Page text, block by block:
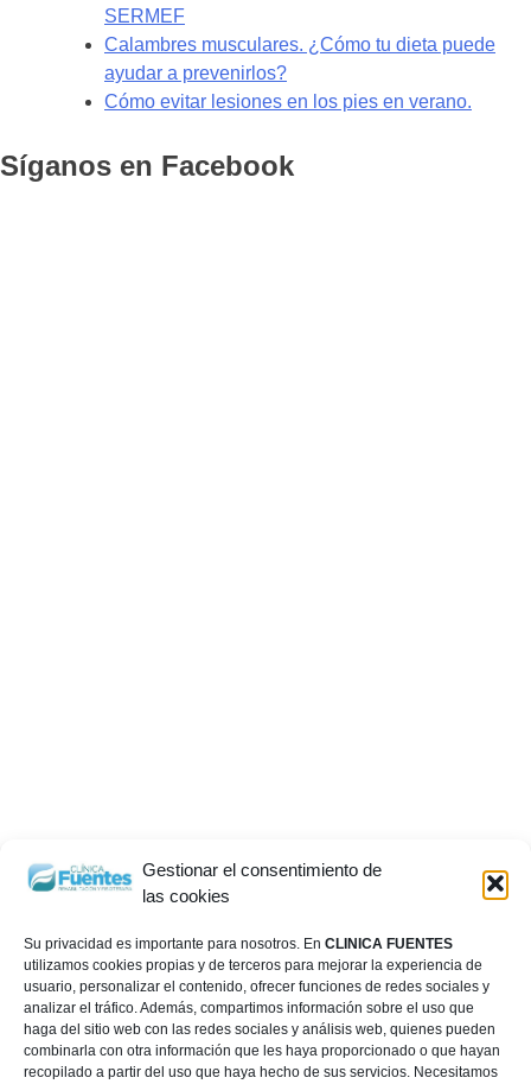
Gestionar el consentimiento de
las cookies
Su privacidad es importante para nosotros. En CLINICA FUENTES
utilizamos cookies propias y de terceros para mejorar la experiencia de
usuario, personalizar el contenido, ofrecer funciones de redes sociales y
analizar el tráfico. Además, compartimos información sobre el uso que
haga del sitio web con las redes sociales y análisis web, quienes pueden
combinarla con otra información que les haya proporcionado o que hayan
recopilado a partir del uso que haya hecho de sus servicios. Necesitamos
SERMEF
Calambres musculares. ¿Cómo tu dieta puede
ayudar a prevenirlos?
Cómo evitar lesiones en los pies en verano.
Síganos en Facebook